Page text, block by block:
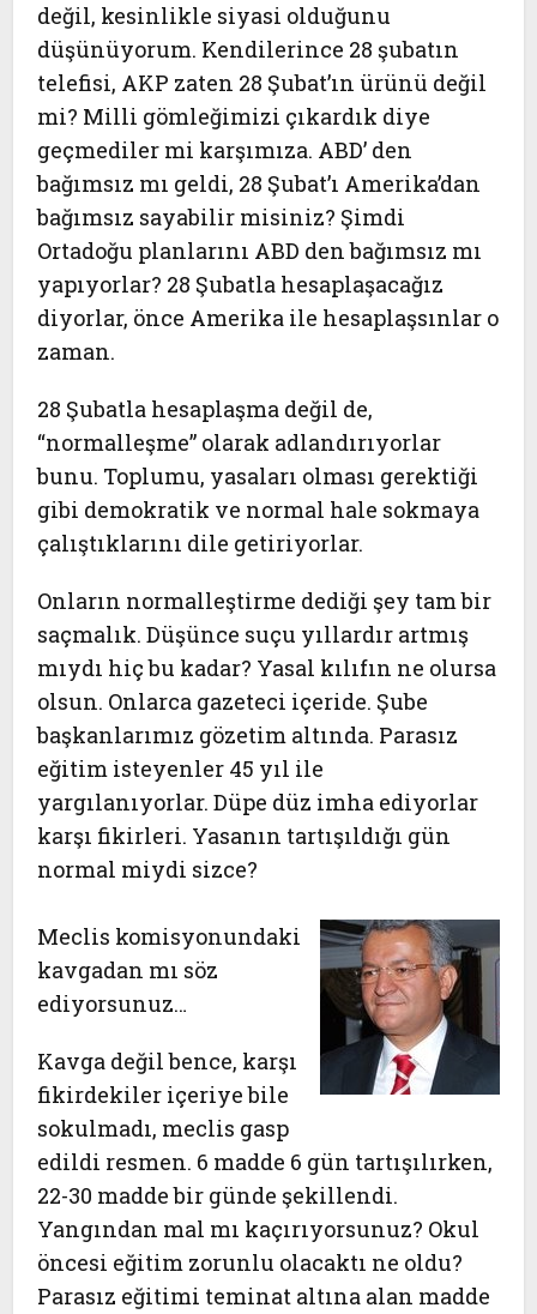
değil, kesinlikle siyasi olduğunu
düşünüyorum. Kendilerince 28 şubatın
telefisi, AKP zaten 28 Şubat’ın ürünü değil
mi? Milli gömleğimizi çıkardık diye
geçmediler mi karşımıza. ABD’ den
bağımsız mı geldi, 28 Şubat’ı Amerika’dan
bağımsız sayabilir misiniz? Şimdi
Ortadoğu planlarını ABD den bağımsız mı
yapıyorlar? 28 Şubatla hesaplaşacağız
diyorlar, önce Amerika ile hesaplaşsınlar o
zaman.
28 Şubatla hesaplaşma değil de,
“normalleşme” olarak adlandırıyorlar
bunu. Toplumu, yasaları olması gerektiği
gibi demokratik ve normal hale sokmaya
çalıştıklarını dile getiriyorlar.
Onların normalleştirme dediği şey tam bir
saçmalık. Düşünce suçu yıllardır artmış
mıydı hiç bu kadar? Yasal kılıfın ne olursa
olsun. Onlarca gazeteci içeride. Şube
başkanlarımız gözetim altında. Parasız
eğitim isteyenler 45 yıl ile
yargılanıyorlar. Düpe düz imha ediyorlar
karşı fikirleri. Yasanın tartışıldığı gün
normal miydi sizce?
Meclis komisyonundaki
kavgadan mı söz
ediyorsunuz…
Kavga değil bence, karşı
fikirdekiler içeriye bile
sokulmadı, meclis gasp
edildi resmen. 6 madde 6 gün tartışılırken,
22-30 madde bir günde şekillendi.
Yangından mal mı kaçırıyorsunuz? Okul
öncesi eğitim zorunlu olacaktı ne oldu?
Parasız eğitimi teminat altına alan madde